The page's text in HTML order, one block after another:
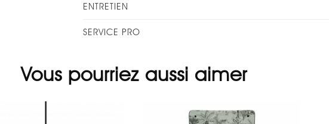
ENTRETIEN
SERVICE PRO
Vous pourriez aussi aimer